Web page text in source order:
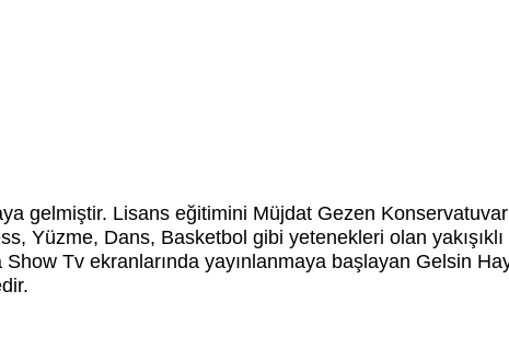
gelmiştir. Lisans eğitimini Müjdat Gezen
Yüzme, Dans, Basketbol gibi yetenekleri olan
Tv ekranlarında yayınlanmaya başlayan Gelsin